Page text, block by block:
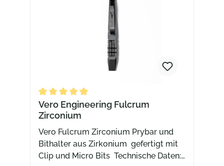
Durchschnittliche Bewertung von 5 von 5 Sternen
Vero Engineering Fulcrum
Zirconium
Vero Fulcrum Zirconium Prybar und
Bithalter aus Zirkonium gefertigt mit
Clip und Micro Bits Technische Daten: